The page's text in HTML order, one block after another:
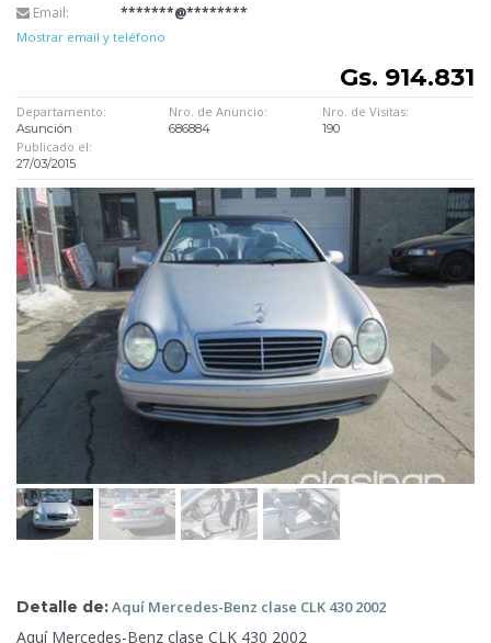
Email:
*******@********
Mostrar email y teléfono
Gs. 914.831
Departamento:
Asunción
Nro. de Anuncio:
686884
Nro. de Visitas:
190
Publicado el:
27/03/2015
Detalle de:Aquí Mercedes-Benz clase CLK 430 2002
Aquí Mercedes-Benz clase CLK 430 2002